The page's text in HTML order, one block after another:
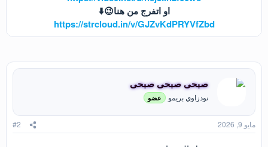
او اتفرج من هنا😉⬇️
https://strcloud.in/v/GJZvKdPRYVfZbd
صبحى صبحى صبحى
نودزاوي بريمو عضو
مايو 9, 2026 #2